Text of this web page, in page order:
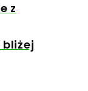
z
bliżej